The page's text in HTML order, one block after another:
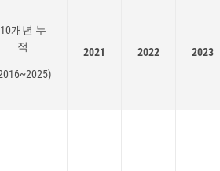
10개년 누
적
2021 2022 2023